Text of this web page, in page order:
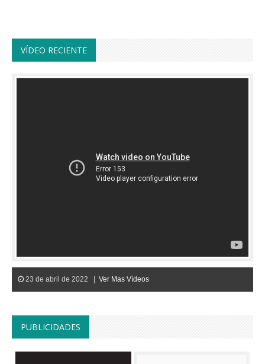
VÍDEO RECIENTE
23 de abril de 2022 | Ver Mas Vídeos
PUBLICIDADES